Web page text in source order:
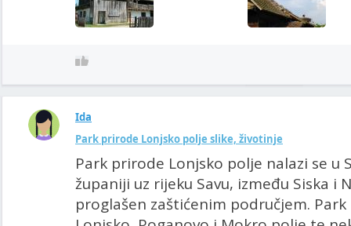
Ida
Park prirode Lonjsko polje slike, životinje
Park prirode Lonjsko polje nalazi se u
županiji uz rijeku Savu, između Siska i
proglašen zaštićenim područjem.